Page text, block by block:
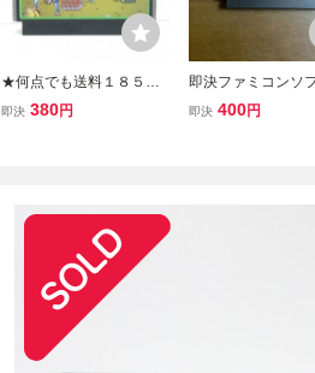
★何点でも送料１８５円
★ 独眼竜政宗 ファミコン
即決 380円
即決ファミコンソ
イトーグランプリ
即決 400円